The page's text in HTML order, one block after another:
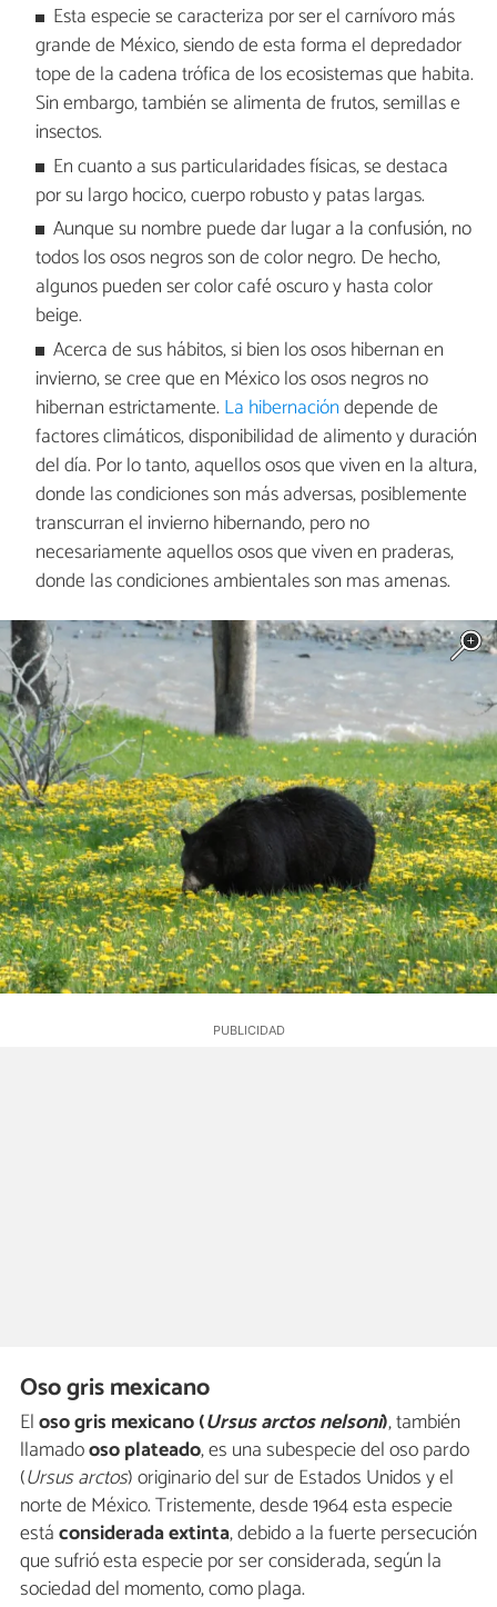
Esta especie se caracteriza por ser el carnívoro más
grande de México, siendo de esta forma el depredador
tope de la cadena trófica de los ecosistemas que habita.
Sin embargo, también se alimenta de frutos, semillas e
insectos.
En cuanto a sus particularidades físicas, se destaca
por su largo hocico, cuerpo robusto y patas largas.
Aunque su nombre puede dar lugar a la confusión, no
todos los osos negros son de color negro. De hecho,
algunos pueden ser color café oscuro y hasta color
beige.
Acerca de sus hábitos, si bien los osos hibernan en
invierno, se cree que en México los osos negros no
hibernan estrictamente. La hibernacióndepende de
factores climáticos, disponibilidad de alimento y duración
del día. Por lo tanto, aquellos osos que viven en la altura,
donde las condiciones son más adversas, posiblemente
transcurran el invierno hibernando, pero no
necesariamente aquellos osos que viven en praderas,
donde las condiciones ambientales son mas amenas.
Oso gris mexicano
Eloso gris mexicano (Ursus arctos nelsoni), también
llamadooso plateado, es una subespecie del oso pardo
(Ursus arctos) originario del sur de Estados Unidos y el
norte de México. Tristemente, desde 1964 esta especie
estáconsiderada extinta, debido a la fuerte persecución
que sufrió esta especie por ser considerada, según la
sociedad del momento, como plaga.